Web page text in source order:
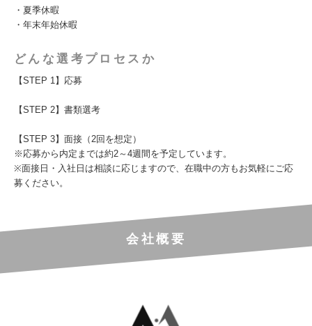
・夏季休暇
・年末年始休暇
どんな選考プロセスか
【STEP 1】応募
【STEP 2】書類選考
【STEP 3】面接（2回を想定）
※応募から内定までは約2～4週間を予定しています。
※面接日・入社日は相談に応じますので、在職中の方もお気軽にご応
募ください。
会社概要